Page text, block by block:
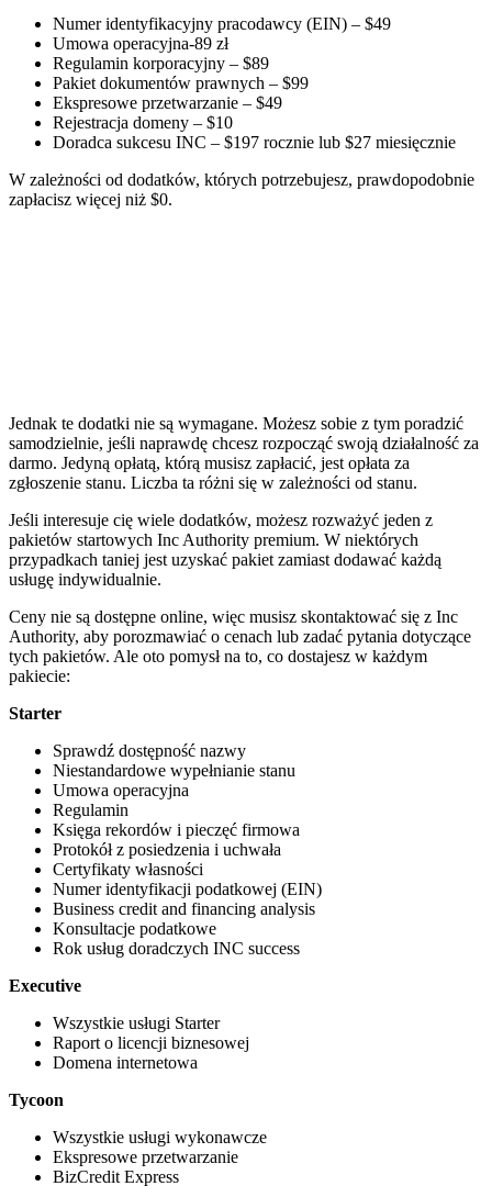
Numer identyfikacyjny pracodawcy (EIN) – $49
Umowa operacyjna-89 zł
Regulamin korporacyjny – $89
Pakiet dokumentów prawnych – $99
Ekspresowe przetwarzanie – $49
Rejestracja domeny – $10
Doradca sukcesu INC – $197 rocznie lub $27 miesięcznie
W zależności od dodatków, których potrzebujesz, prawdopodobnie
zapłacisz więcej niż $0.
Jednak te dodatki nie są wymagane. Możesz sobie z tym poradzić
samodzielnie, jeśli naprawdę chcesz rozpocząć swoją działalność za
darmo. Jedyną opłatą, którą musisz zapłacić, jest opłata za
zgłoszenie stanu. Liczba ta różni się w zależności od stanu.
Jeśli interesuje cię wiele dodatków, możesz rozważyć jeden z
pakietów startowych Inc Authority premium. W niektórych
przypadkach taniej jest uzyskać pakiet zamiast dodawać każdą
usługę indywidualnie.
Ceny nie są dostępne online, więc musisz skontaktować się z Inc
Authority, aby porozmawiać o cenach lub zadać pytania dotyczące
tych pakietów. Ale oto pomysł na to, co dostajesz w każdym
pakiecie:
Starter
Sprawdź dostępność nazwy
Niestandardowe wypełnianie stanu
Umowa operacyjna
Regulamin
Księga rekordów i pieczęć firmowa
Protokół z posiedzenia i uchwała
Certyfikaty własności
Numer identyfikacji podatkowej (EIN)
Business credit and financing analysis
Konsultacje podatkowe
Rok usług doradczych INC success
Executive
Wszystkie usługi Starter
Raport o licencji biznesowej
Domena internetowa
Tycoon
Wszystkie usługi wykonawcze
Ekspresowe przetwarzanie
BizCredit Express